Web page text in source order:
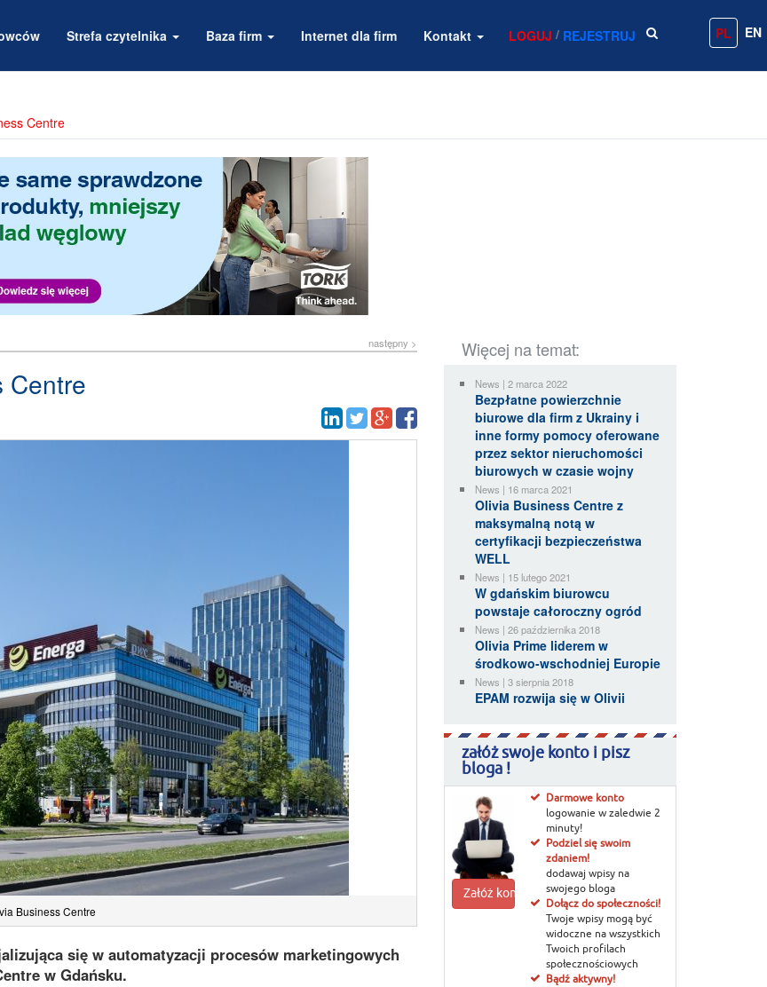
Strefa czytelnika Baza firm Internet dla firm Kontakt LOGUJ / REJESTRUJ PL EN
Centre
następny >
Centre
Business Centre
się w automatyzacji procesów marketingowych
w Gdańsku.
Więcej na temat:
News | 2 marca 2022
Bezpłatne powierzchnie
biurowe dla firm z Ukrainy i
inne formy pomocy oferowane
przez sektor nieruchomości
biurowych w czasie wojny
News | 16 marca 2021
Olivia Business Centre z
maksymalną notą w
certyfikacji bezpieczeństwa
WELL
News | 15 lutego 2021
W gdańskim biurowcu
powstaje całoroczny ogród
News | 26 października 2018
Olivia Prime liderem w
środkowo-wschodniej Europie
News | 3 sierpnia 2018
EPAM rozwija się w Olivii
załóż swoje konto i pisz
bloga !
Załóż konto
Darmowe konto
logowanie w zaledwie 2
minuty!
Podziel się swoim
zdaniem!
dodawaj wpisy na
swojego bloga
Dołącz do społeczności!
Twoje wpisy mogą być
widoczne na wszystkich
Twoich profilach
społecznościowych
Bądź aktywny!